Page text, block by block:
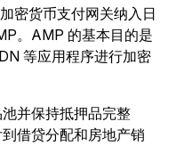
密货币支付网关纳入日
。AMP 的基本目的是
等应用程序进行加密
并保持抵押品完整
借贷分配和房地产销